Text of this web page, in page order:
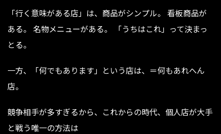
「行く意味がある店」は、商品がシンプル。 看板商品が
ある。 名物メニューがある。 「うちはこれ」って決まっ
とる。
一方、「何でもあります」という店は、＝何もあれへん
店。
競争相手が多すぎるから、これからの時代、個人店が大手
と戦う唯一の方法は